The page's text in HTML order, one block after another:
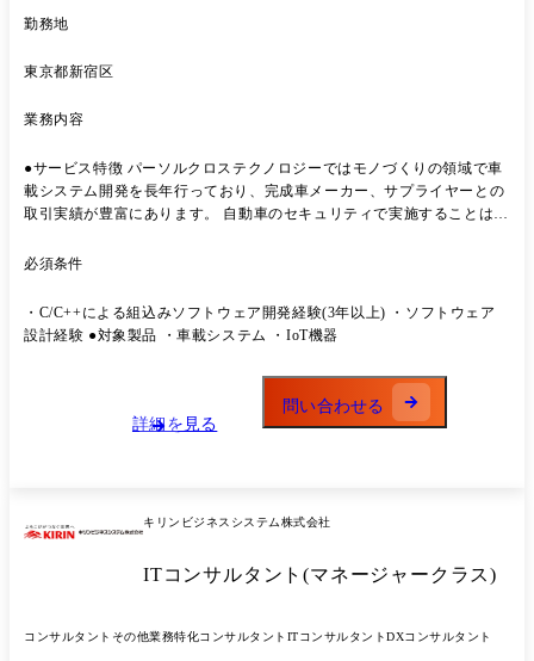
進、新規顧客の獲得、提案活動、社外セキュリティ団体での活動につい
に従事いただく可能性がございます。
勤務地
東京都新宿区
業務内容
●サービス特徴 パーソルクロステクノロジーではモノづくりの領域で車
載システム開発を長年行っており、完成車メーカー、サプライヤーとの
取引実績が豊富にあります。 自動車のセキュリティで実施することは多
や新製品の情報をキャッチアップすることが求められる領域のため、技
ティレベルを上げることにより、運転者・歩行者の生命や安全・安心を
守る社会への貢献度の高い仕事です。 ●具体的な業務例 車載ネットワー
レーションテストを実施し、リスクを特定・対策を提案します。 また、
セキュアな設計・開発を実現するためのガイドライン策定や、ISO/SAE
21434に準拠したサイバーセキュリティ対策の実装やSOCと連携し、車
検討､品質検証 ・UN-R155 / R156、ISO/SAE 21434などの国際規格準拠
よびECU単位のセキュリティ設計 (例:セキュアブート、セキュア通
策設計
必須条件
・C/C++による組込みソフトウェア開発経験(3年以上)​ ・ソフトウェア
設計経験 ●対象製品 ・車載システム ・IoT機器
詳細を見る
問い合わせる
キリンビジネスシステム株式会社
ITコンサルタント(マネージャークラス)
コンサルタント その他業務特化コンサルタント ITコンサルタントDXコンサルタント